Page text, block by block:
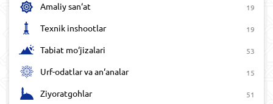
Amaliy san‘at 19
Texnik inshootlar 19
Tabiat mo‘jizalari 53
Urf-odatlar va an‘analar 15
Ziyoratgohlar 51